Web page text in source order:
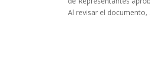
Al revisar el documento,